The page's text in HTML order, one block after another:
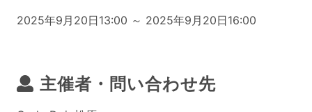
2025年9月20日13:00 ～ 2025年9月20日16:00
主催者・問い合わせ先